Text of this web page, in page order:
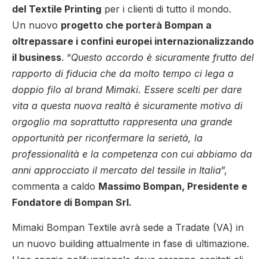
del Textile Printing per i clienti di tutto il mondo.
Un nuovo progetto che porterà Bompan a
oltrepassare i confini europei internazionalizzando
il business. “Questo accordo è sicuramente frutto del
rapporto di fiducia che da molto tempo ci lega a
doppio filo al brand Mimaki. Essere scelti per dare
vita a questa nuova realtà è sicuramente motivo di
orgoglio ma soprattutto rappresenta una grande
opportunità per riconfermare la serietà, la
professionalità e la competenza con cui abbiamo da
anni approcciato il mercato del tessile in Italia”,
commenta a caldo Massimo Bompan, Presidente e
Fondatore di Bompan Srl.
Mimaki Bompan Textile avrà sede a Tradate (VA) in
un nuovo building attualmente in fase di ultimazione.